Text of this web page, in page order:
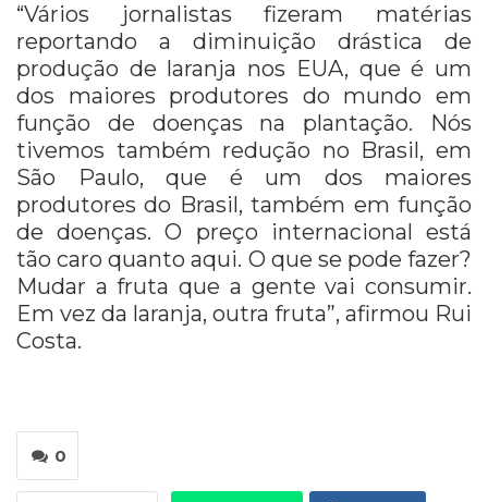
“Vários jornalistas fizeram matérias
reportando a diminuição drástica de
produção de laranja nos EUA, que é um
dos maiores produtores do mundo em
função de doenças na plantação. Nós
tivemos também redução no Brasil, em
São Paulo, que é um dos maiores
produtores do Brasil, também em função
de doenças. O preço internacional está
tão caro quanto aqui. O que se pode fazer?
Mudar a fruta que a gente vai consumir.
Em vez da laranja, outra fruta”, afirmou Rui
Costa.
0